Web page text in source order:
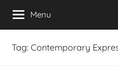
Menu
Tag: Contemporary